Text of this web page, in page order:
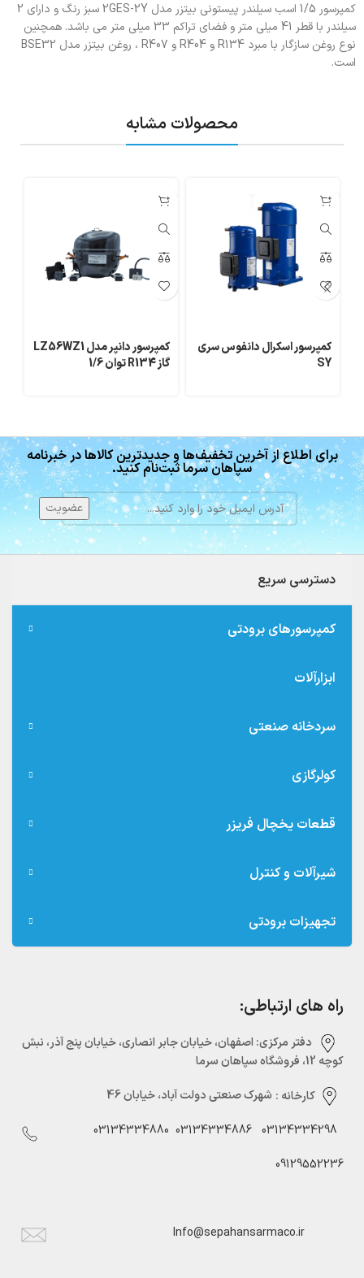
کمپرسور 1/5 اسب سیلندر پیستونی بیتزر مدل 2GES-2Y سبز رنگ و دارای 2
سیلندر با قطر 41 میلی متر و فضای تراکم 33 میلی متر می باشد. همچنین
نوع روغن سازگار با مبرد R134 و R404 و R407 ، روغن بیتزر مدل BSE32
است.
محصولات مشابه
کمپرسور اسکرال دانفوس سری
SY
کمپرسور دانپر مدل LZ56WZ1
گاز R134 توان 1/6
برای اطلاع از آخرین تخفیف‌ها و جدیدترین کالاها در خبرنامه
سپاهان سرما ثبت‌نام کنید.
دسترسی سریع
کمپرسورهای برودتی
ابزارآلات
سردخانه صنعتی
کولرگازی
قطعات یخچال فریزر
شیرآلات و کنترل
تجهیزات برودتی
راه های ارتباطی:
دفتر مرکزی:‌ اصفهان، خیابان جابر انصاری، خیابان پنج آذر، نبش
کوچه 12، فروشگاه سپاهان سرما
کارخانه : شهرک صنعتی دولت آباد، خیابان 46
03134334298
03134334886
03134334880
09129552236
Info@sepahansarmaco.ir